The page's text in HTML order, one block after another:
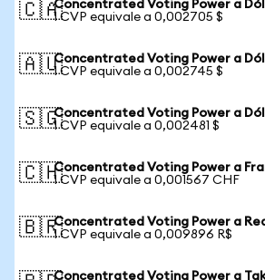
🇨🇦Concentrated Voting Power a
1 CVP equivale a 0,002705 $
🇦🇺Concentrated Voting Power a
1 CVP equivale a 0,002745 $
🇸🇬Concentrated Voting Power a
1 CVP equivale a 0,002481 $
🇨🇭Concentrated Voting Power a
1 CVP equivale a 0,001567 CHF
🇧🇷Concentrated Voting Power a
1 CVP equivale a 0,009896 R$
Concentrated Voting Power a